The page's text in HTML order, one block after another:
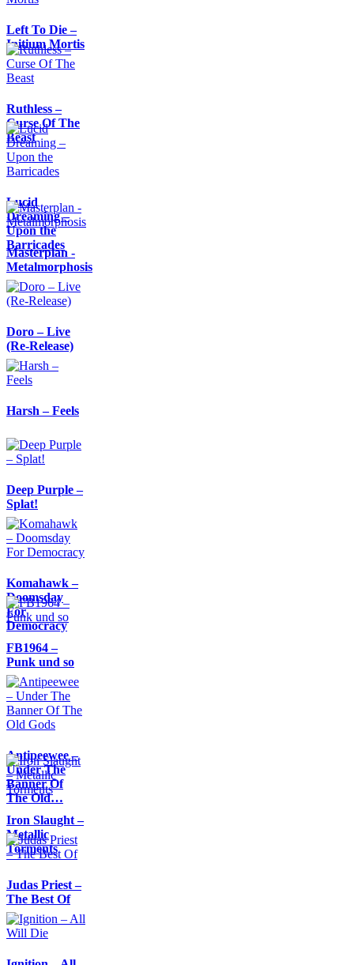
Left To Die –
Initium Mortis
Ruthless –
Curse Of The
Beast
Lucid
Dreaming –
Upon the
Barricades
Masterplan -
Metalmorphosis
Doro – Live
(Re-Release)
Harsh – Feels
Deep Purple –
Splat!
Komahawk –
Doomsday
For
Democracy
FB1964 –
Punk und so
Antipeewee –
Under The
Banner Of
The Old…
Iron Slaught –
Metallic
Torments
Judas Priest –
The Best Of